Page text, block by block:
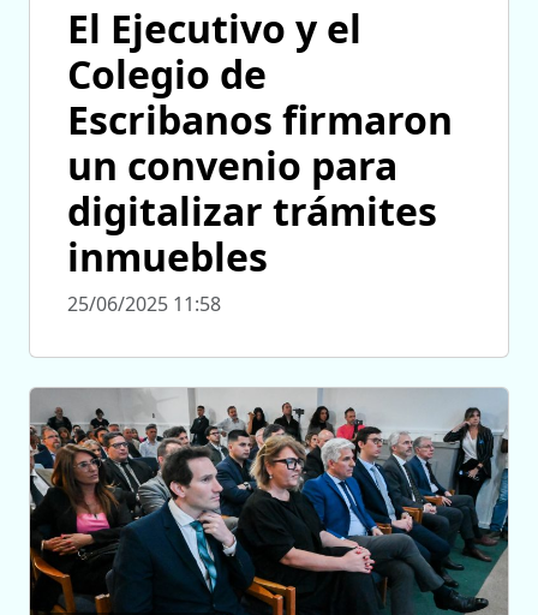
El Ejecutivo y el
Colegio de
Escribanos firmaron
un convenio para
digitalizar trámites
inmuebles
25/06/2025 11:58